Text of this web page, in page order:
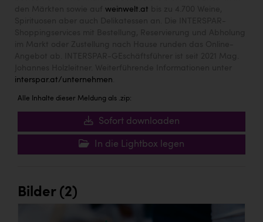
weinwelt.at
interspar.at/unternehmen
Alle Inhalte dieser Meldung als .zip:
Sofort downloaden
In die Lightbox legen
Bilder (2)